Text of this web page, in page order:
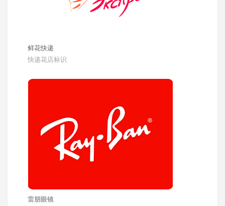
鲜花快递
快递花店标识
雷朋眼镜